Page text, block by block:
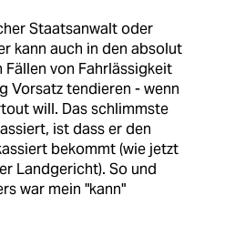
Staatsanwalt oder
kann auch in den absolut
Fällen von Fahrlässigkeit
Vorsatz tendieren - wenn
will. Das schlimmste
ist dass er den
bekommt (wie jetzt
Landgericht). So und
war mein "kann"